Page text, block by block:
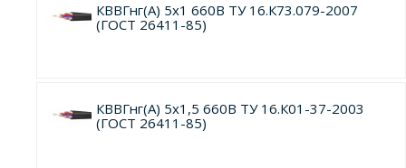
КВВГнг(А) 5х1 660В ТУ 16.К73.079-2007
(ГОСТ 26411-85)
КВВГнг(А) 5х1,5 660В ТУ 16.К01-37-2003
(ГОСТ 26411-85)